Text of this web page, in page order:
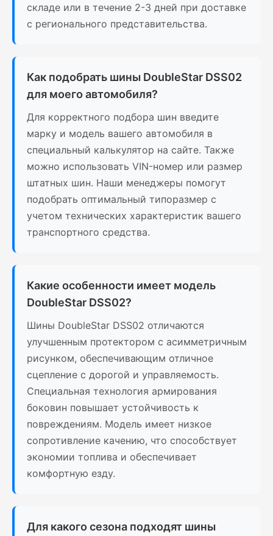
складе или в течение 2-3 дней при доставке
с регионального представительства.
Как подобрать шины DoubleStar DSS02
для моего автомобиля?
Для корректного подбора шин введите
марку и модель вашего автомобиля в
специальный калькулятор на сайте. Также
можно использовать VIN-номер или размер
штатных шин. Наши менеджеры помогут
подобрать оптимальный типоразмер с
учетом технических характеристик вашего
транспортного средства.
Какие особенности имеет модель
DoubleStar DSS02?
Шины DoubleStar DSS02 отличаются
улучшенным протектором с асимметричным
рисунком, обеспечивающим отличное
сцепление с дорогой и управляемость.
Специальная технология армирования
боковин повышает устойчивость к
повреждениям. Модель имеет низкое
сопротивление качению, что способствует
экономии топлива и обеспечивает
комфортную езду.
Для какого сезона подходят шины